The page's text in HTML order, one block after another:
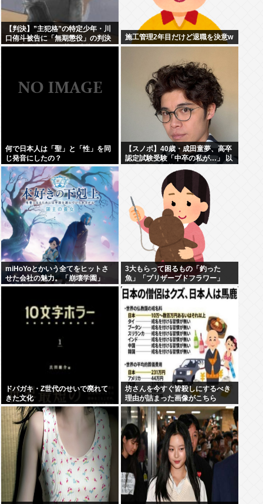
【判決】”主犯格”の特定少年・川
口侑斗被告に「無期懲役」の判決
江別大学生暴行死 札幌地裁
施工管理2年目だけど退職を決意w
何で日本人は「聖」と「性」を同
じ発音にしたの？
【スノボ】40歳・成田童夢、高卒
認定試験受験「中卒の私が…」 以
前「数学だけ落ちました」もAI採
miHoYoとかいう全てをヒットさ
せた会社の魅力。「崩壊学園」
「未定事件簿」「崩壊3rd」「原
ゼロ」
3大もらって困るもの「釣った
魚」「プリザーブドフラワー」
ドパガキ・Z世代のせいで廃れて
きた文化
坊さんを今すぐ皆殺しにするべき
理由が詰まった画像がこちら